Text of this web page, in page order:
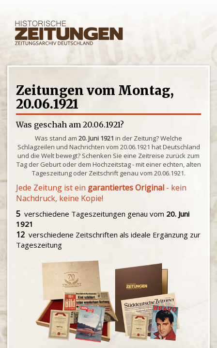
Zeitungen vom Montag,
20.06.1921
Was geschah am 20.06.1921?
Was stand am 20. Juni 1921 in der Zeitung? Welche
Schlagzeilen und Nachrichten vom 20.06.1921 hat Deutschland
und die Welt bewegt? Schenken Sie eine Zeitreise zurück zum
Tag der Geburt oder dem Hochzeitstag - mit einer echten, alten
Tageszeitung oder Zeitschrift genau vom 20.06.1921.
Jede Zeitung ist ein garantiertes Original - kein
Nachdruck, keine Kopie!
5 verschiedene Tageszeitungen genau vom 20. Juni
1921
12 verschiedene Zeitschriften als ideale Ergänzung zur
Tageszeitung